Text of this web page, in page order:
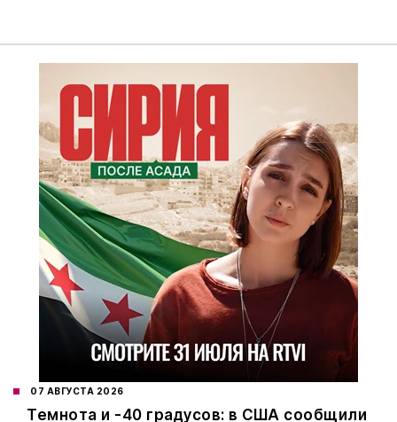
07 АВГУСТА 2026
Темнота и -40 градусов: в США сообщили